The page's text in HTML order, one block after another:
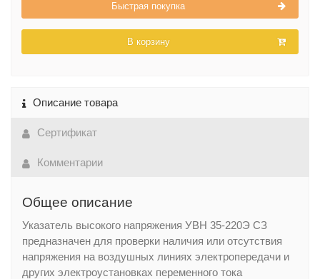
Быстрая покупка
В корзину
Описание товара
Сертификат
Комментарии
Общее описание
Указатель высокого напряжения УВН 35-220Э СЗ
предназначен для проверки наличия или отсутствия
напряжения на воздушных линиях электропередачи и
других электроустановках переменного тока